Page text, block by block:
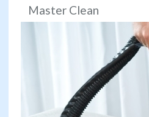
Master Clean